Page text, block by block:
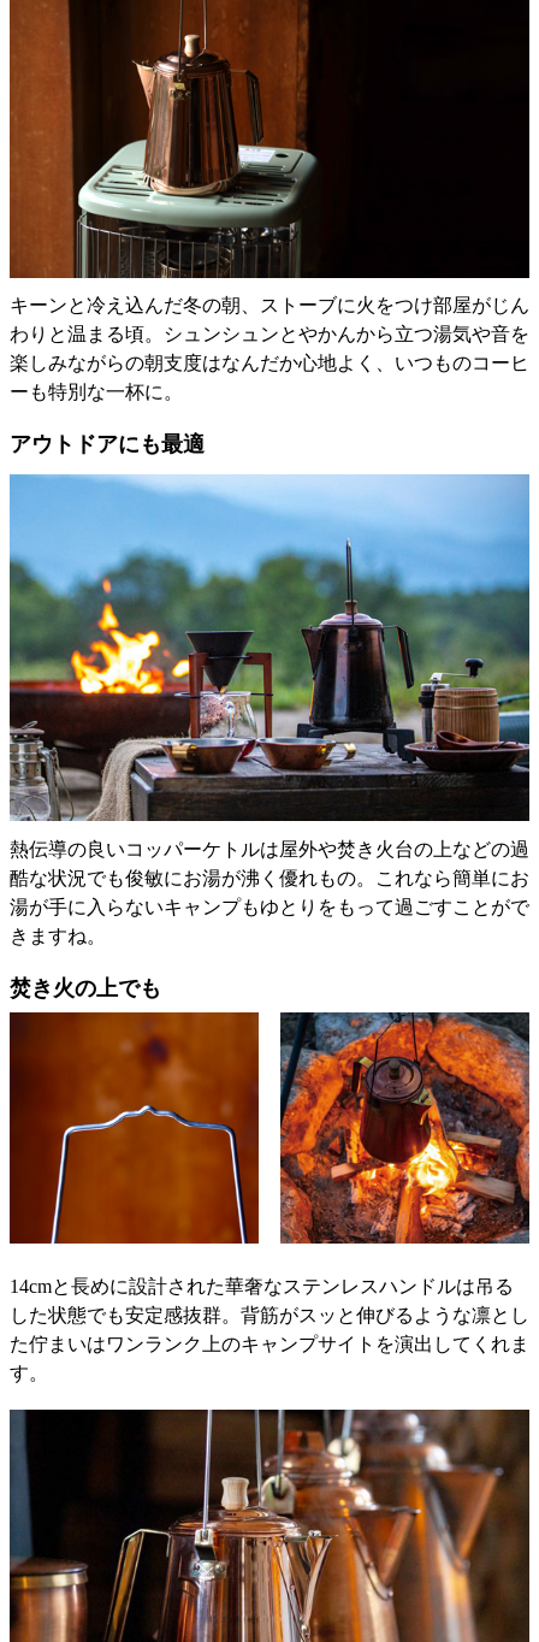
キーンと冷え込んだ冬の朝、ストーブに火をつけ部屋がじん
わりと温まる頃。シュンシュンとやかんから立つ湯気や音を
楽しみながらの朝支度はなんだか心地よく、いつものコーヒ
ーも特別な一杯に。
アウトドアにも最適
熱伝導の良いコッパーケトルは屋外や焚き火台の上などの過
酷な状況でも俊敏にお湯が沸く優れもの。これなら簡単にお
湯が手に入らないキャンプもゆとりをもって過ごすことがで
きますね。
焚き火の上でも
14cmと長めに設計された華奢なステンレスハンドルは吊る
した状態でも安定感抜群。背筋がスッと伸びるような凛とし
た佇まいはワンランク上のキャンプサイトを演出してくれま
す。